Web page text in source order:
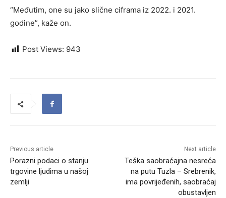
“Međutim, one su jako slične ciframa iz 2022. i 2021.
godine”, kaže on.
Post Views: 943
Previous article
Porazni podaci o stanju
trgovine ljudima u našoj
zemlji
Next article
Teška saobraćajna nesreća
na putu Tuzla – Srebrenik,
ima povrijeđenih, saobraćaj
obustavljen